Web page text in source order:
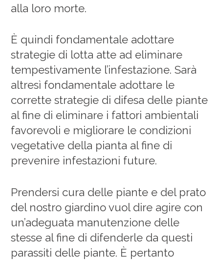
alla loro morte.
È quindi fondamentale adottare
strategie di lotta atte ad eliminare
tempestivamente l’infestazione. Sarà
altresì fondamentale adottare le
corrette strategie di difesa delle piante
al fine di eliminare i fattori ambientali
favorevoli e migliorare le condizioni
vegetative della pianta al fine di
prevenire infestazioni future.
Prendersi cura delle piante e del prato
del nostro giardino vuol dire agire con
un’adeguata manutenzione delle
stesse al fine di difenderle da questi
parassiti delle piante. È pertanto